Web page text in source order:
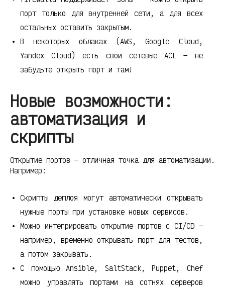
порт только для внутренней сети, а для всех
остальных оставить закрытым.
В некоторых облаках (AWS, Google Cloud,
Yandex Cloud) есть свои сетевые ACL — не
забудьте открыть порт и там!
Новые возможности:
автоматизация и
скрипты
Открытие портов — отличная точка для автоматизации.
Например:
Скрипты деплоя могут автоматически открывать
нужные порты при установке новых сервисов.
Можно интегрировать открытие портов с CI/CD —
например, временно открывать порт для тестов,
а потом закрывать.
С помощью Ansible, SaltStack, Puppet, Chef
можно управлять портами на сотнях серверов